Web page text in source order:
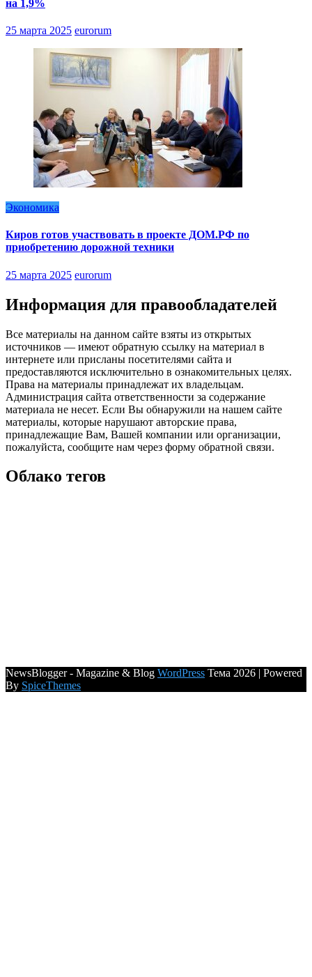
на 1,9%
25 марта 2025 eurorum
Экономика
Киров готов участвовать в проекте ДОМ.РФ по
приобретению дорожной техники
25 марта 2025 eurorum
Информация для правообладателей
Все материалы на данном сайте взяты из открытых
источников — имеют обратную ссылку на материал в
интернете или присланы посетителями сайта и
предоставляются исключительно в ознакомительных целях.
Права на материалы принадлежат их владельцам.
Администрация сайта ответственности за содержание
материала не несет. Если Вы обнаружили на нашем сайте
материалы, которые нарушают авторские права,
принадлежащие Вам, Вашей компании или организации,
пожалуйста, сообщите нам через форму обратной связи.
Облако тегов
NewsBlogger - Magazine & Blog WordPress Тема 2026 | Powered
By SpiceThemes